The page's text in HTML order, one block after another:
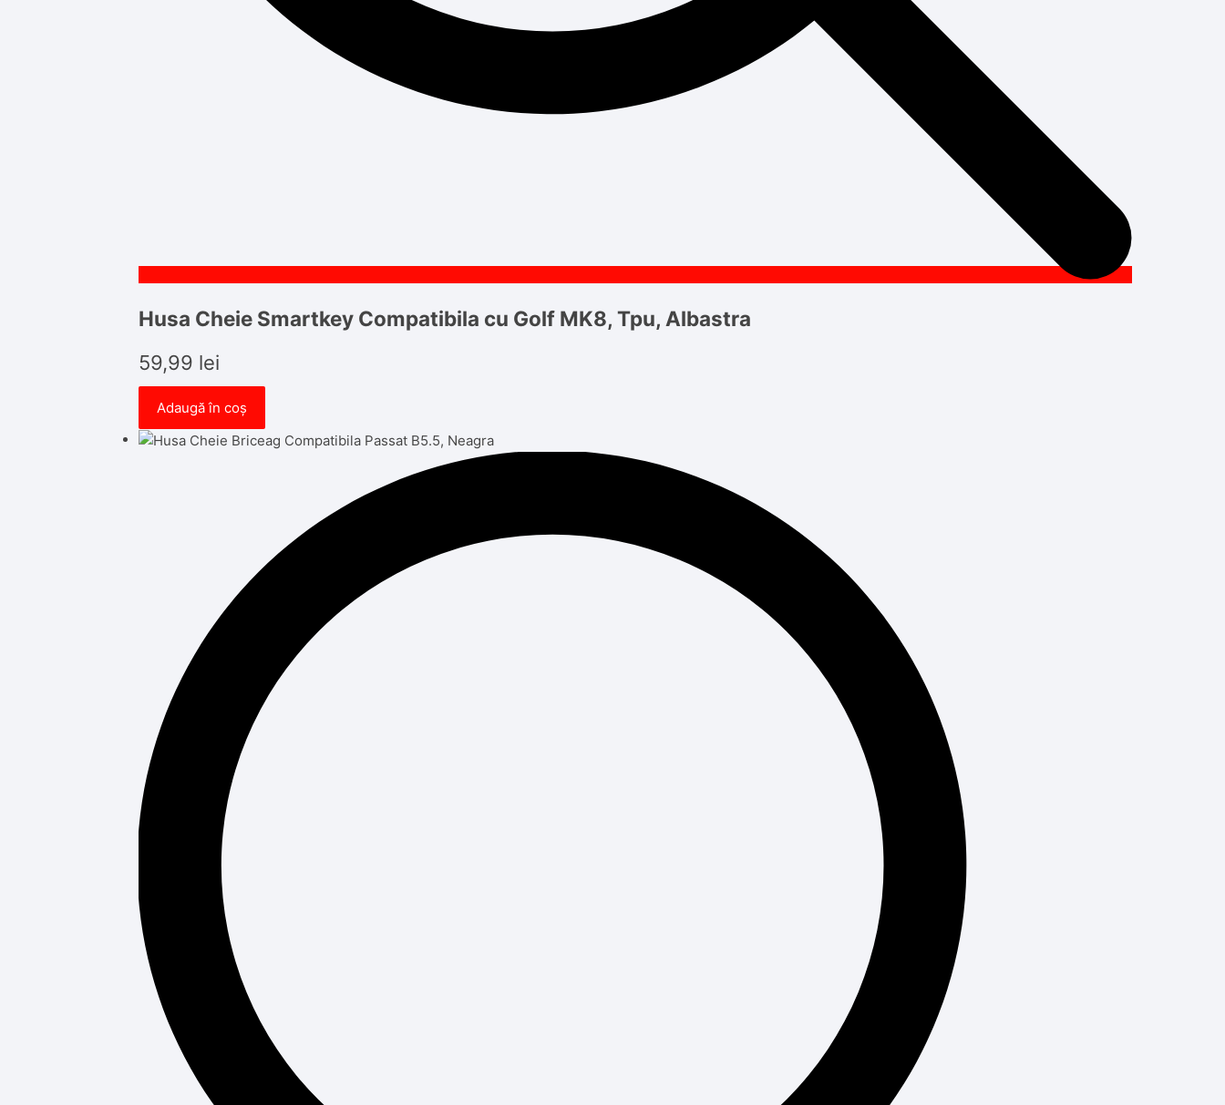
Husa Cheie Smartkey Compatibila cu Golf MK8, Tpu, Albastra
59,99 lei
Adaugă în coș